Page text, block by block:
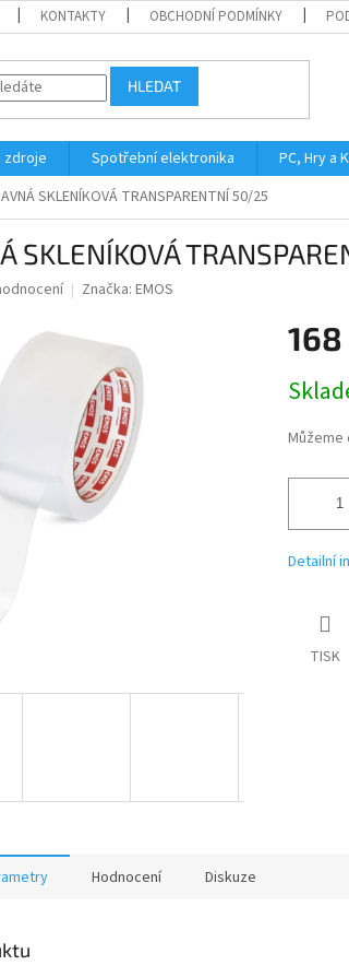
KONTAKTY OBCHODNÍ PODMÍNKY
HLEDAT
zdroje Spotřební elektronika
PC, Hry a
SKLENÍKOVÁ TRANSPARENTNÍ 50/25
SKLENÍKOVÁ
Značka: EMOS
cena:
Detailní
TISK
Hodnocení Diskuze